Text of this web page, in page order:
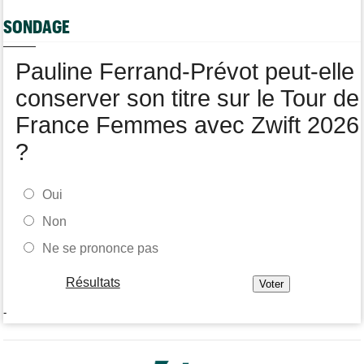
pour 1 an
Felix Gall remporte la 3e étape et prend les commandes du
général
SONDAGE
Pauline Ferrand-Prévot peut-elle
conserver son titre sur le Tour de
France Femmes avec Zwift 2026
?
Oui
Non
Ne se prononce pas
Résultats
-